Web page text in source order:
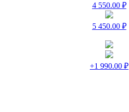
4 550.00 ₽
5 450.00 ₽
+1 990.00 ₽